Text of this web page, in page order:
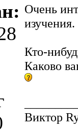
Очень
Кто-
Каково
Виктор